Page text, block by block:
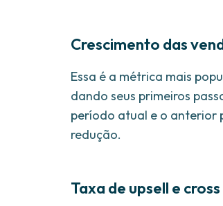
Crescimento das
Essa é a métrica mais
dando seus primeiros
período atual e o anterior
redução.
Taxa de upsell e cross